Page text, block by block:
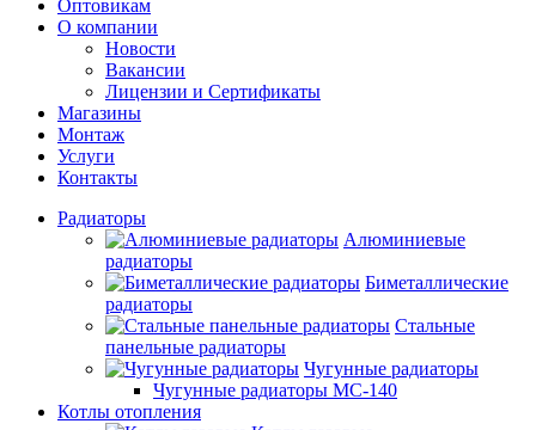
Оптовикам
О компании
Новости
Вакансии
Лицензии и Сертификаты
Магазины
Монтаж
Услуги
Контакты
Радиаторы
Алюминиевые
радиаторы
Биметаллические
радиаторы
Стальные
панельные радиаторы
Чугунные радиаторы
Чугунные радиаторы МС-140
Котлы отопления